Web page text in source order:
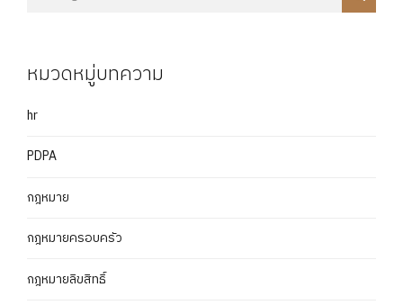
หมวดหมู่บทความ
hr
PDPA
กฎหมาย
กฎหมายครอบครัว
กฎหมายลิขสิทธิ์